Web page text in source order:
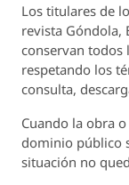
Los titulares de
revista Góndola,
conservan todos
respetando los
consulta,
Cuando la obra
dominio público
situación no